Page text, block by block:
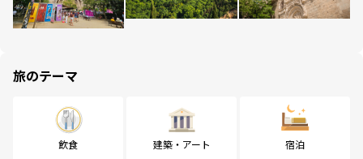
旅のテーマ
飲食 建築・アート 宿泊